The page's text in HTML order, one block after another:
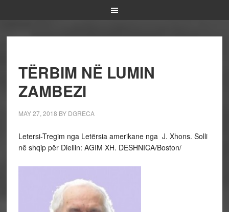
TËRBIM NË LUMIN
ZAMBEZI
MAY 27, 2018 BY DGRECA
Letersi-Tregim nga Letërsia amerikane nga J. Xhons. Solli
në shqip për Diellin: AGIM XH. DESHNICA/Boston/